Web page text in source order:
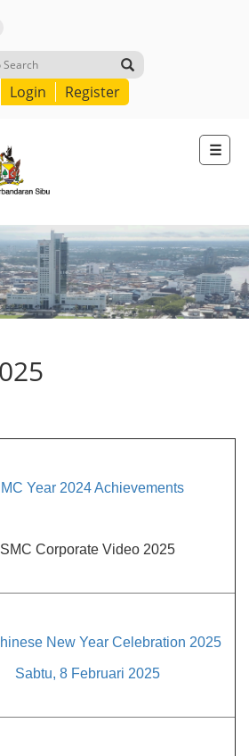
Login Register
☰
Year 2024 Achievements
SMC Corporate Video 2025
New Year Celebration 2025
Sabtu, 8 Februari 2025